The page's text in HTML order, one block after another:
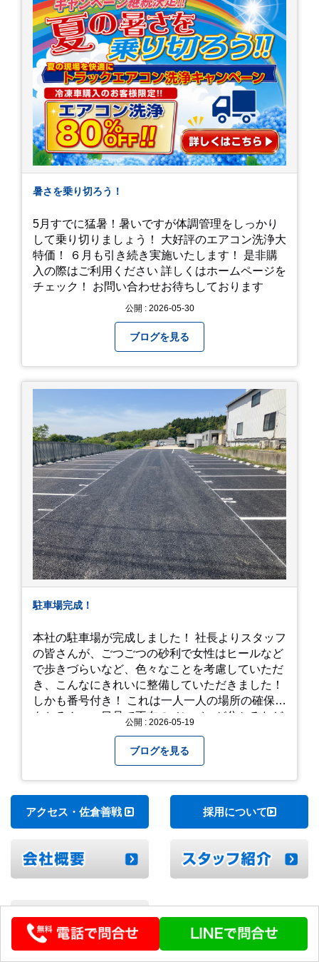
暑さを乗り切ろう！
5月すでに猛暑！暑いですが体調管理をしっかり
して乗り切りましょう！ 大好評のエアコン洗浄大
特価！ ６月も引き続き実施いたします！ 是非購
入の際はご利用ください 詳しくはホームページを
チェック！ お問い合わせお待ちしております
公開 : 2026-05-30
ブログを見る
駐車場完成！
本社の駐車場が完成しました！ 社長よりスタッフ
の皆さんが、ごつごつの砂利で女性はヒールなど
で歩きづらいなど、色々なことを考慮していただ
き、こんなにきれいに整備していただきました！
しかも番号付き！ これは一人一人の場所の確保は
もちろん、一目見て不在のメンバーが分かるなど
は毎月「環境整備点検」を実施し、お客様や共に
働くスタッフの為、会社を皆で良くしていく取り
組みを実施しております！ 心一新！これからも努
力を重ねてまいります！
公開 : 2026-05-19
ブログを見る
アクセス・佐倉善戦 採用について